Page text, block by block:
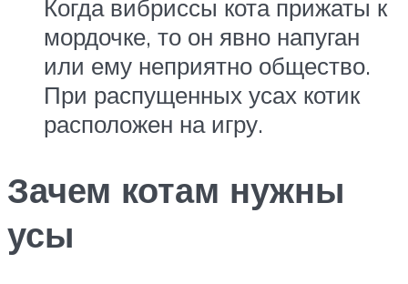
Когда вибриссы кота прижаты к
мордочке, то он явно напуган
или ему неприятно общество.
При распущенных усах котик
расположен на игру.
Зачем котам нужны
усы